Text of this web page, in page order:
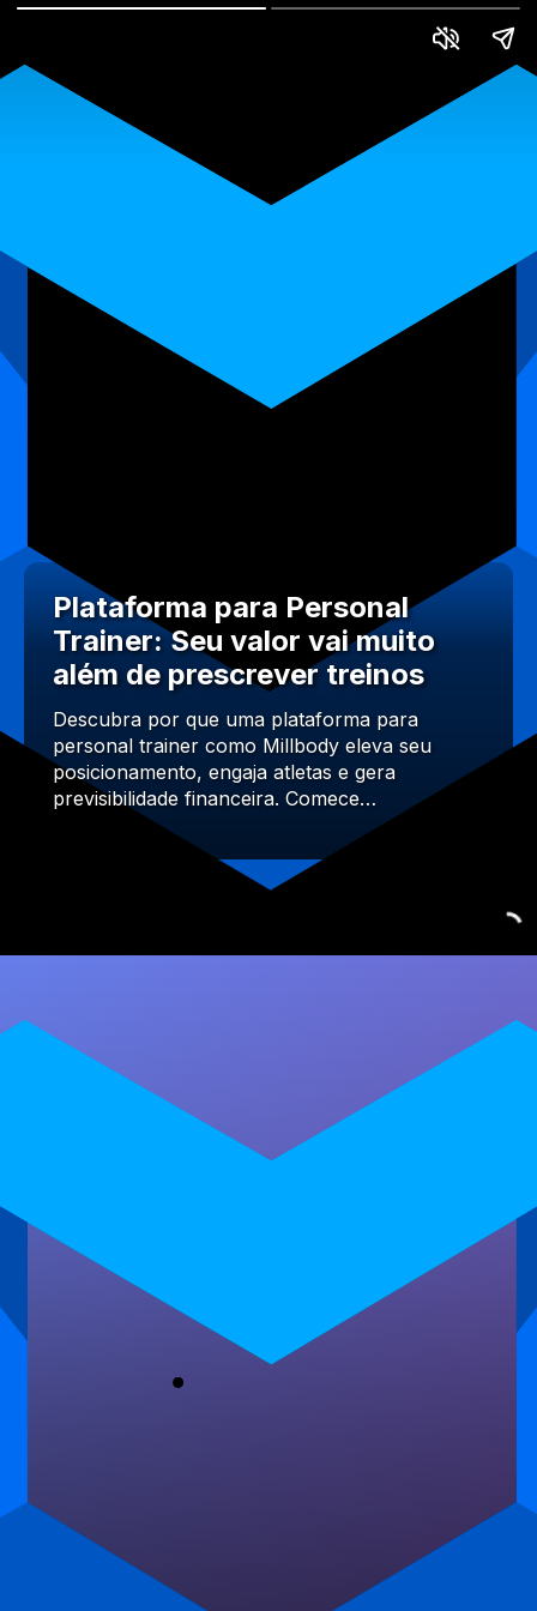
Plataforma para Personal
Trainer: Seu valor vai muito
além de prescrever treinos
Descubra por que uma plataforma para
personal trainer como Millbody eleva seu
posicionamento, engaja atletas e gera
previsibilidade financeira. Comece…